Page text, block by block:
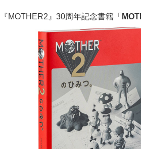
『MOTHER2』30周年記念書籍「